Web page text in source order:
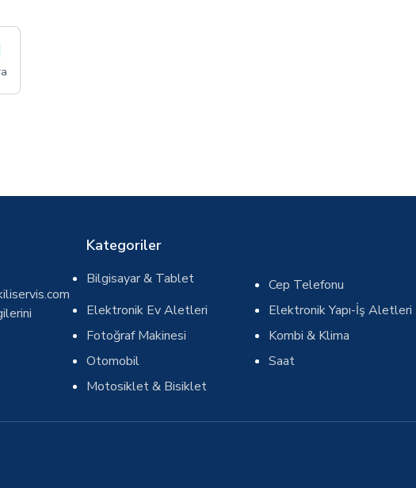
Kategoriler
Bilgisayar & Tablet
Cep Telefonu
Elektronik Ev Aletleri
Elektronik Yapı-İş Aletleri
Fotoğraf Makinesi
Kombi & Klima
Otomobil
Saat
Motosiklet & Bisiklet